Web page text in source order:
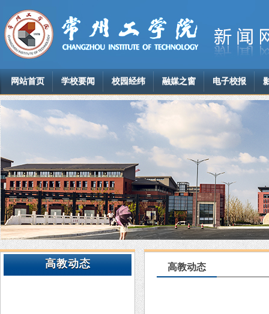
网站首页 学校要闻 校园经纬 融媒之窗 电子校报
高教动态 高教动态